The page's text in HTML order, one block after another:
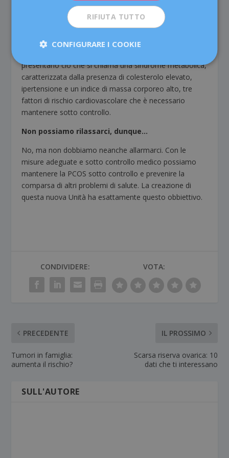
Alcuni sintomi sì, ma è importante mantenere il
controllo, dato che con la menopausa aumenta il
rischio di problemi di salute cardiovascolari. Di fatto, un
presentano ciò che si chiama una sindrome metabolica,
caratterizzata dalla presenza di colesterolo elevato,
ipertensione e un indice di massa corporeo alto, tre
fattori di rischio cardiovascolare che è necessario
mantenere sotto controllo.
Non possiamo rilassarci, dunque…
No, ma non dobbiamo neanche allarmarci. Con le
misure adeguate e sotto controllo medico possiamo
mantenere la PCOS sotto controllo e prevenire la
comparsa di altri problemi di salute. La creazione di
questa nuova Unità ha esattamente questo obbiettivo.
CONDIVIDERE: VOTA:
PRECEDENTE
Tumori in famiglia:
aumenta il rischio?
IL PROSSIMO
Scarsa riserva ovarica: 10
dati che ti interessano
SULL'AUTORE
RIFIUTA TUTTO
CONFIGURARE I COOKIE